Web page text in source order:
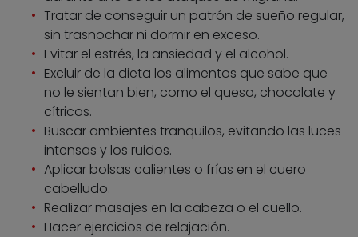
Tratar de conseguir un patrón de sueño regular,
sin trasnochar ni dormir en exceso.
Evitar el estrés, la ansiedad y el alcohol.
Excluir de la dieta los alimentos que sabe que
no le sientan bien, como el queso, chocolate y
cítricos.
Buscar ambientes tranquilos, evitando las luces
intensas y los ruidos.
Aplicar bolsas calientes o frías en el cuero
cabelludo.
Realizar masajes en la cabeza o el cuello.
Hacer ejercicios de relajación.